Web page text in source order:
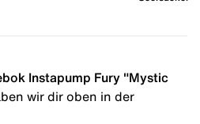
Instapump Fury "Mystic
wir dir oben in der